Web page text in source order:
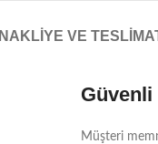
NAKLIYE VE
Müşteri